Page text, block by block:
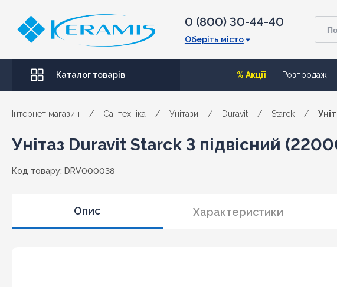
0 (800) 30-44-40
Оберіть місто
Каталог товарів % Акції Розпродаж
Інтернет магазин / Сантехніка / Унітази / Duravit / Starck /
Унітаз Duravit Starck 3 підвісний
Код товару: DRV000038
Опис Характеристики